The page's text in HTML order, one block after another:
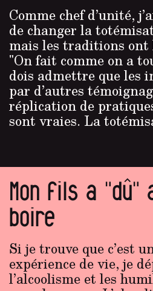
Comme chef d’unité,
de changer la
mais les traditions
"On fait comme on a
dois admettre que les
par d’autres
réplication de
sont vraies. La
Mon fils a "dû"
boire
Si je trouve que c’est
expérience de vie, je
l’alcoolisme et les